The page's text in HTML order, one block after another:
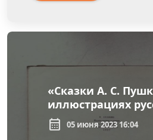
«Сказки А. С.
иллюстрациях
художников»:
иллюстративная
calendar_month 05 июня 2023 16:04